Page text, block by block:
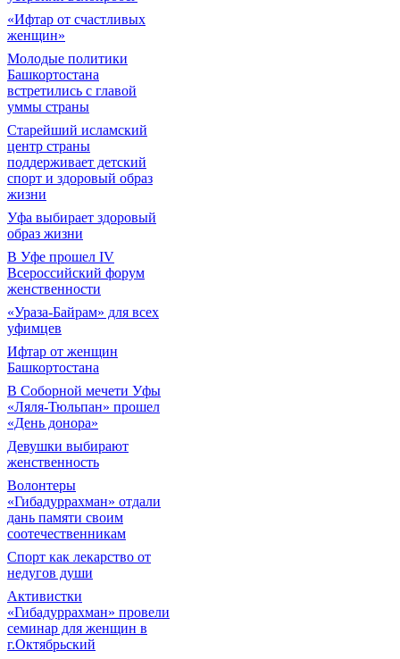
«Ифтар от счастливых
женщин»
Молодые политики
Башкортостана
встретились с главой
уммы страны
Старейший исламский
центр страны
поддерживает детский
спорт и здоровый образ
жизни
Уфа выбирает здоровый
образ жизни
В Уфе прошел IV
Всероссийский форум
женственности
«Ураза-Байрам» для всех
уфимцев
Ифтар от женщин
Башкортостана
В Соборной мечети Уфы
«Ляля-Тюльпан» прошел
«День донора»
Девушки выбирают
женственность
Волонтеры
«Гибадуррахман» отдали
дань памяти своим
соотечественникам
Спорт как лекарство от
недугов души
Активистки
«Гибадуррахман» провели
семинар для женщин в
г.Октябрьский